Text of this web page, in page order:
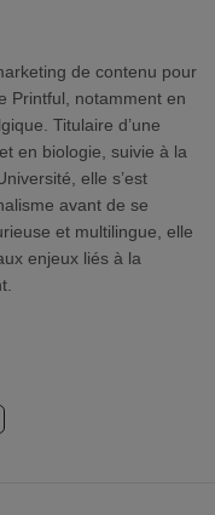
de contenu pour
Printful, notamment en
Titulaire d’une
en biologie, suivie à la
elle s’est
avant de se
et multilingue, elle
enjeux liés à la